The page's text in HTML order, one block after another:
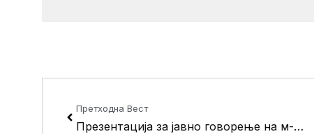
Претходна Вест
Презентација за јавно говорење на м-р Ирена Мишева пред советниците од општина Кисела Вода